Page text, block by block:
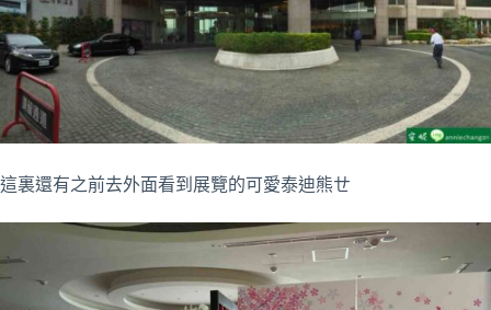
這裏還有之前去外面看到展覽的可愛泰迪熊ㄝ